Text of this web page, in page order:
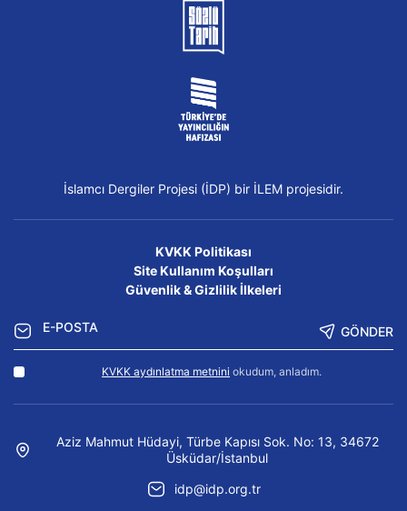
İslamcı Dergiler Projesi (İDP) bir İLEM projesidir.
KVKK Politikası
Site Kullanım Koşulları
Güvenlik & Gizlilik İlkeleri
GÖNDER
KVKK aydınlatma metnini okudum, anladım.
Aziz Mahmut Hüdayi, Türbe Kapısı Sok. No: 13, 34672
Üsküdar/İstanbul
idp@idp.org.tr